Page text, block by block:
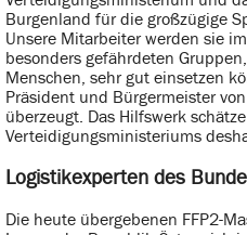
Burgenland für die großzügige
Unsere Mitarbeiter werden sie
besonders gefährdeten
Menschen, sehr gut einsetzen
Präsident und Bürgermeister
überzeugt. Das Hilfswerk
Verteidigungsministeriums
Logistikexperten des
Die heute übergebenen FFP2-